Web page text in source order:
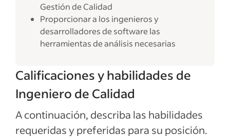
Gestión de Calidad
Proporcionar a los ingenieros y
desarrolladores de software las
herramientas de análisis necesarias
Calificaciones y habilidades de
Ingeniero de Calidad
A continuación, describa las habilidades
requeridas y preferidas para su posición.